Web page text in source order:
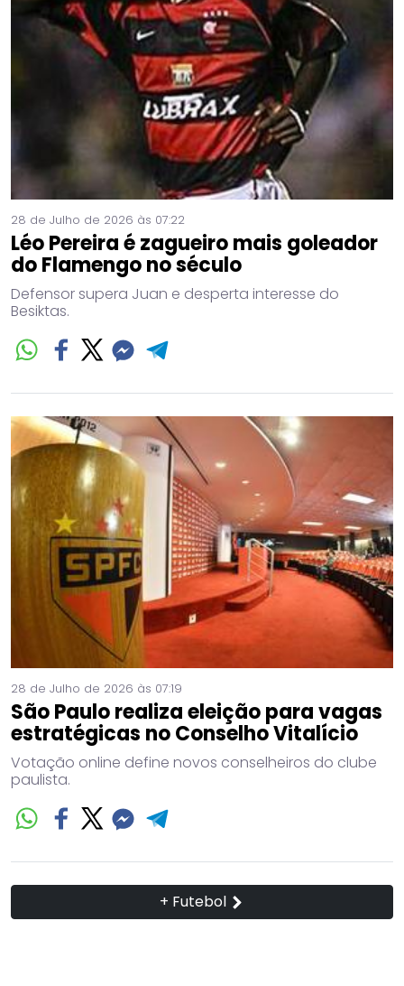
28 de Julho de 2026 às 07:22
Léo Pereira é zagueiro mais goleador
do Flamengo no século
Defensor supera Juan e desperta interesse do
Besiktas.
28 de Julho de 2026 às 07:19
São Paulo realiza eleição para vagas
estratégicas no Conselho Vitalício
Votação online define novos conselheiros do clube
paulista.
+ Futebol